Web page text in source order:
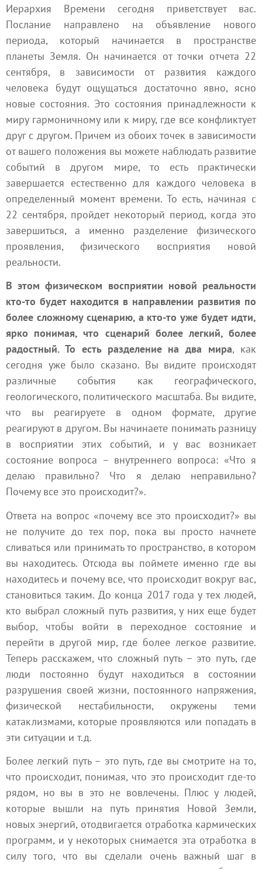
Иерархия Времени сегодня приветствует вас.
Послание направлено на объявление нового
периода, который начинается в пространстве
планеты Земля. Он начинается от точки отчета 22
сентября, в зависимости от развития каждого
человека будут ощущаться достаточно явно, ясно
новые состояния. Это состояния принадлежности к
миру гармоничному или к миру, где все конфликтует
друг с другом. Причем из обоих точек в зависимости
от вашего положения вы можете наблюдать развитие
событий в другом мире, то есть практически
завершается естественно для каждого человека в
определенный момент времени. То есть, начиная с
22 сентября, пройдет некоторый период, когда это
завершиться, а именно разделение физического
проявления, физического восприятия новой
реальности.
В этом физическом восприятии новой реальности
кто-то будет находится в направлении развития по
более сложному сценарию, а кто-то уже будет идти,
ярко понимая, что сценарий более легкий, более
радостный. То есть разделение на два мира, как
сегодня уже было сказано. Вы видите происходят
различные события как географического,
геологического, политического масштаба. Вы видите,
что вы реагируете в одном формате, другие
реагируют в другом. Вы начинаете понимать разницу
в восприятии этих событий, и у вас возникает
состояние вопроса – внутреннего вопроса: «Что я
делаю правильно? Что я делаю неправильно?
Почему все это происходит?».
Ответа на вопрос «почему все это происходит?» вы
не получите до тех пор, пока вы просто начнете
сливаться или принимать то пространство, в котором
вы находитесь. Отсюда вы поймете именно где вы
находитесь и почему все, что происходит вокруг вас,
становиться таким. До конца 2017 года у тех людей,
кто выбрал сложный путь развития, у них еще будет
выбор, чтобы войти в переходное состояние и
перейти в другой мир, где более легкое развитие.
Теперь расскажем, что сложный путь – это путь, где
люди постоянно будут находиться в состоянии
разрушения своей жизни, постоянного напряжения,
физической нестабильности, окружены теми
катаклизмами, которые проявляются или попадать в
эти ситуации и т.д.
Более легкий путь – это путь, где вы смотрите на то,
что происходит, понимая, что это происходит где-то
рядом, но вы в это не вовлечены. Плюс у людей,
которые вышли на путь принятия Новой Земли,
новых энергий, отодвигается отработка кармических
программ, и у некоторых снимается эта отработка в
силу того, что вы сделали очень важный шаг в